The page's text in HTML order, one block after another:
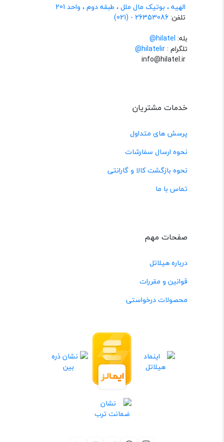
الهیه ، بوتیک مال ملل ، طبقه دوم ، واحد 201
تلفن:26353086 - (021)
بله: hilatel@
تلگرام :@hilatelir
خدمات مشتریان
پرسش های متداول
نحوه ارسال سفارشات
نحوه بازگشت کالا و گارانتی
تماس با ما
صفحات مهم
درباره هیلاتل
قوانین و مقررات
محصولات درخواستی